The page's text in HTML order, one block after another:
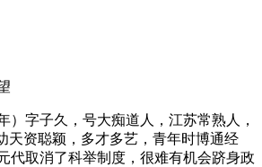
）字子久，号大痴道人，江苏常熟人，
天资聪颖，多才多艺，青年时博通经
代取消了科举制度，很难有机会跻身政